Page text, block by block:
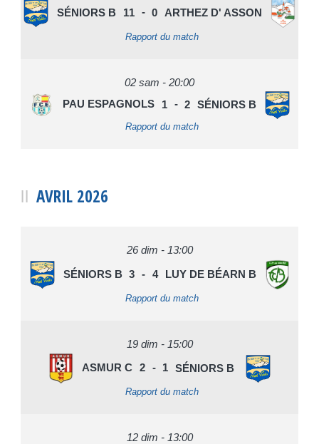
SÉNIORS B
11 - 0 ARTHEZ D' ASSON
Rapport du match
02 sam - 20:00
PAU ESPAGNOLS
1 - 2 SÉNIORS B
Rapport du match
AVRIL 2026
26 dim - 13:00
SÉNIORS B 3 - 4 LUY DE BÉARN B
Rapport du match
19 dim - 15:00
ASMUR C 2 - 1 SÉNIORS B
Rapport du match
12 dim - 13:00